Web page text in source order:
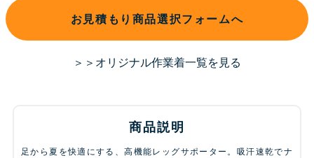
お見積もり商品選択フォームへ
＞＞オリジナル作業着一覧を見る
商品説明
足から夏を快適にする、高機能レッグサポーター。吸汗速乾でナ